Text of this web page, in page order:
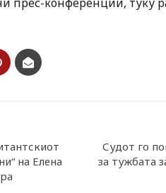
на Елена
Судот го
за тужбата